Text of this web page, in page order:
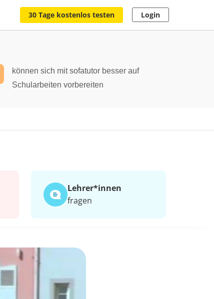
30 Tage kostenlos testen Login
können sich mit sofatutor besser auf
Schularbeiten vorbereiten
Lehrer*​innen
fragen